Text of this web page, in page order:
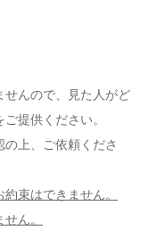
せんので、見た人がど
提供ください。
の上、ご依頼くださ
束はできません。
ん。